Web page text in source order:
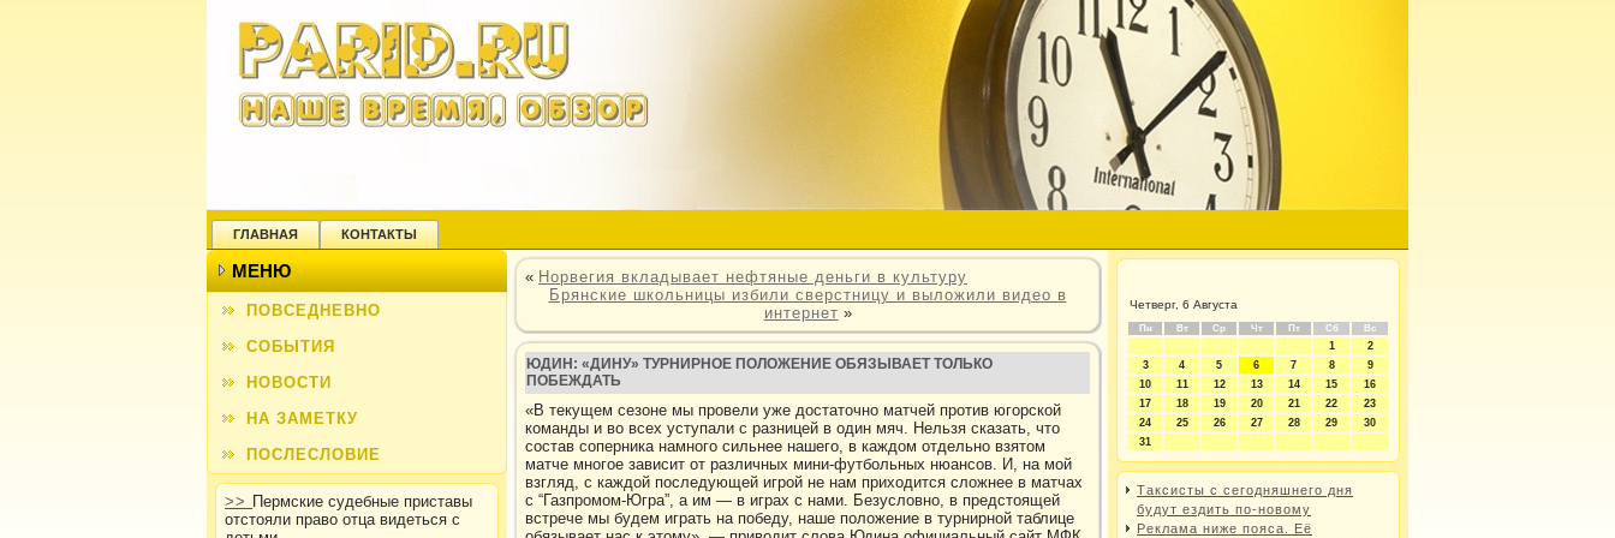
ГЛАВНАЯ КОНТАКТЫ
МЕНЮ
ПОВСЕДНЕВНО
СОБЫТИЯ
НОВОСТИ
НА ЗАМЕТКУ
ПОСЛЕСЛОВИЕ
>> Пермские судебные приставы
отстояли право отца видеться с
« Норвегия вкладывает нефтяные деньги в культуру
Брянские школьницы избили сверстницу и выложили видео в
интернет »
ЮДИН: «ДИНУ» ТУРНИРНОЕ ПОЛОЖЕНИЕ ОБЯЗЫВАЕТ ТОЛЬКО
ПОБЕЖДАТЬ
«В текущем сезоне мы провели уже достаточно матчей против югорской
команды и во всех уступали с разницей в один мяч. Нельзя сказать, что
состав соперника намного сильнее нашего, в каждом отдельно взятом
матче многое зависит от различных мини-футбольных нюансов. И, на мой
взгляд, с каждой последующей игрой не нам приходится сложнее в матчах
с “Газпромом-Югра”, а им — в играх с нами. Безусловно, в предстоящей
встрече мы будем играть на победу, наше положение в турнирной таблице
Четверг, 6 Августа
Пн Вт Ср Чт Пт Сб Вс
1
2
3
4 5 6 7 8
9
10
11 12 13 14 15
16
17
18 19 20 21 22
23
24
25 26 27 28 29
30
31
Таксисты с сегодняшнего дня
будут ездить по-новому
Реклама ниже пояса. Её